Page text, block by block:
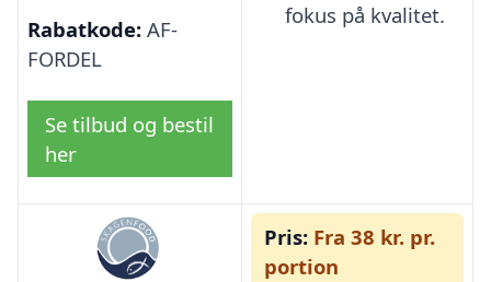
Rabatkode: AF-
FORDEL
Se tilbud og bestil
her
fokus på kvalitet.
Pris: Fra 38 kr. pr.
portion